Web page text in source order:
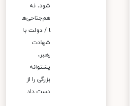
شود، نه
هم‌جناحی‌ه
ا / دولت با
شهادت
رهبر،
پشتوانه
بزرگی را از
دست داد